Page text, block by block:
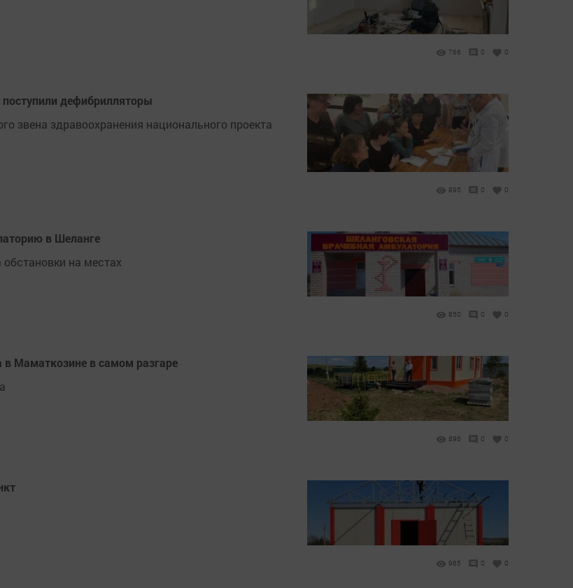
766 0 0
дефибрилляторы
звена здравоохранения национального проекта
895 0 0
в Шеланге
на местах
850 0 0
в Маматкозине в самом разгаре
896 0 0
965 0 0